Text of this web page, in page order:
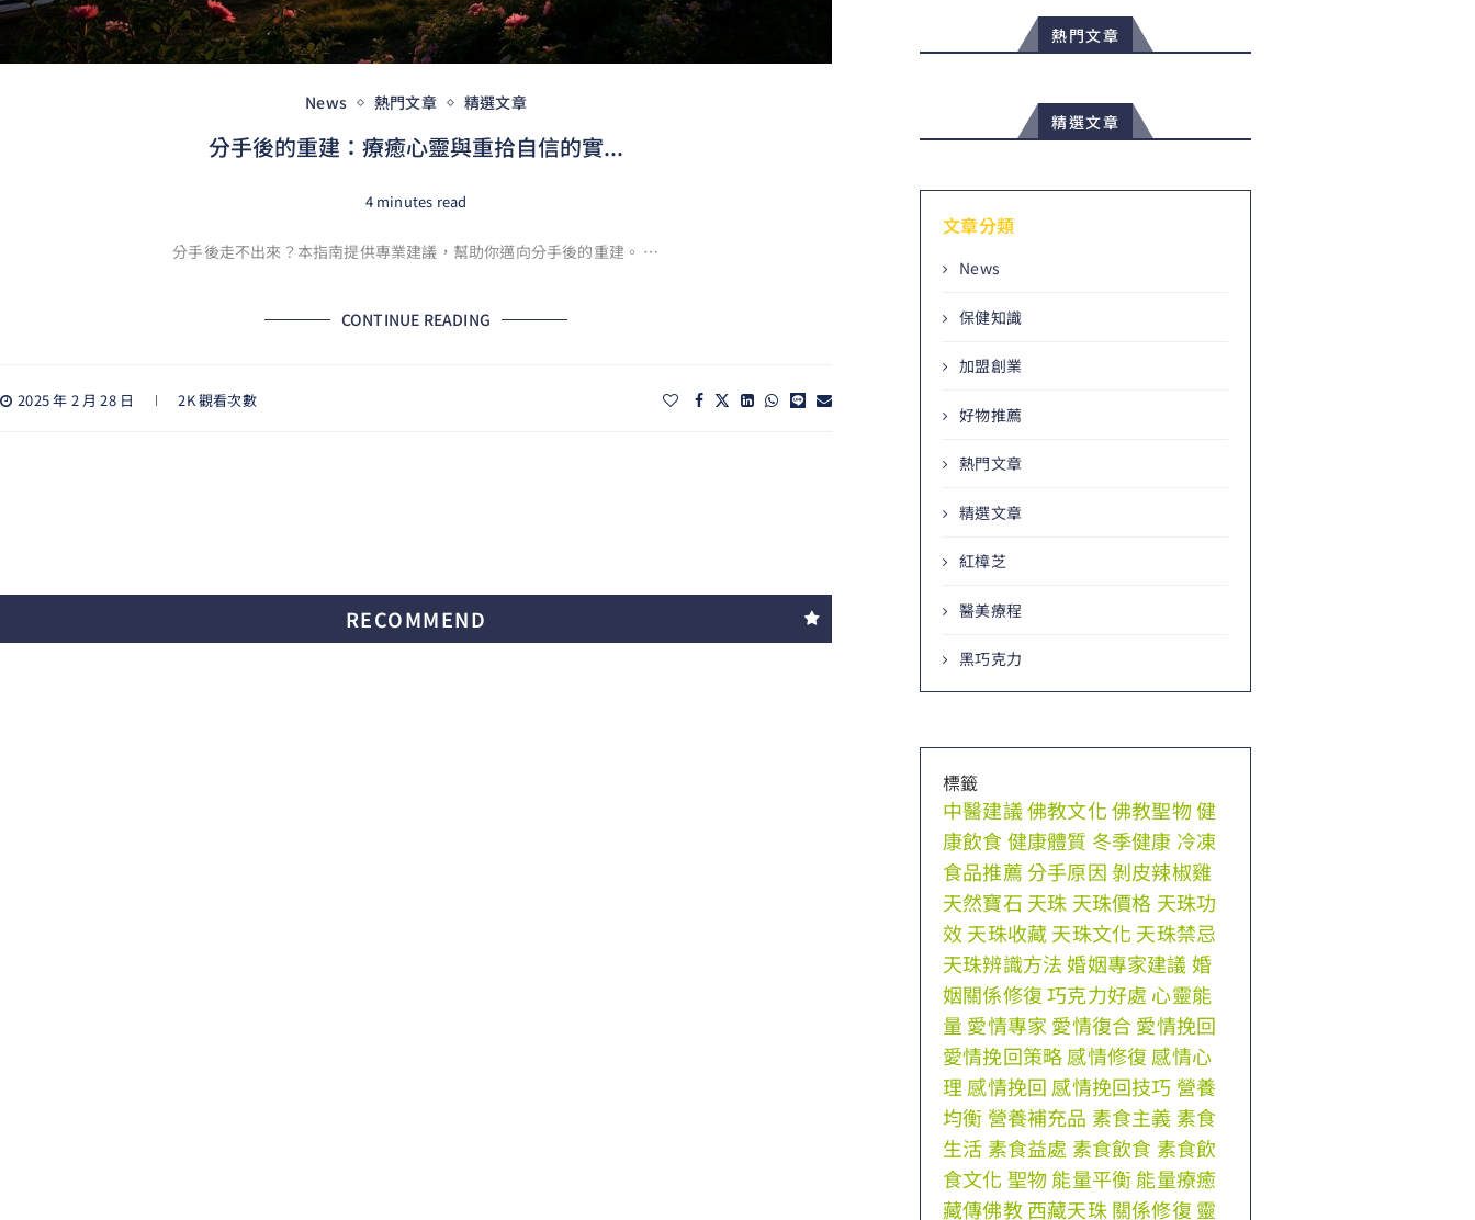
News 熱門文章 精選文章
分手後的重建：療癒心靈與重拾自信的實...
4 minutes read
分手後走不出來？本指南提供專業建議，幫助你邁向分手後的重建。 …
CONTINUE READING
2025 年 2 月 28 日 2K 觀看次數
RECOMMEND
熱門文章
精選文章
文章分類
News
保健知識
加盟創業
好物推薦
熱門文章
精選文章
紅樟芝
醫美療程
黑巧克力
標籤
中醫建議佛教文化佛教聖物健
康飲食 健康體質 冬季健康 冷凍
食品推薦分手原因剝皮辣椒雞
天然寶石 天珠 天珠價格 天珠功
效天珠收藏天珠文化 天珠禁忌
天珠辨識方法 婚姻專家建議婚
姻關係修復 巧克力好處 心靈能
量 愛情專家愛情復合愛情挽回
愛情挽回策略感情修復 感情心
理感情挽回 感情挽回技巧 營養
均衡 營養補充品 素食主義 素食
生活 素食益處 素食飲食 素食飲
食文化 聖物能量平衡能量療癒
藏傳佛教西藏天珠關係修復 靈